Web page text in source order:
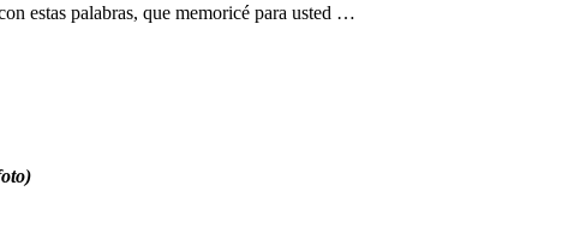
estas palabras, que memoricé para usted …